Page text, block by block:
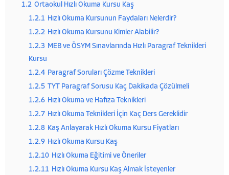
1.2 Ortaokul Hızlı Okuma Kursu Kaş
1.2.1 Hızlı Okuma Kursunun Faydaları Nelerdir?
1.2.2 Hızlı Okuma Kursunu Kimler Alabilir?
1.2.3 MEB ve ÖSYM Sınavlarında Hızlı Paragraf Teknikleri
Kursu
1.2.4 Paragraf Soruları Çözme Teknikleri
1.2.5 TYT Paragraf Sorusu Kaç Dakikada Çözülmeli
1.2.6 Hızlı Okuma ve Hafıza Teknikleri
1.2.7 Hızlı Okuma Teknikleri İçin Kaç Ders Gereklidir
1.2.8 Kaş Anlayarak Hızlı Okuma Kursu Fiyatları
1.2.9 Hızlı Okuma Kursu Kaş
1.2.10 Hızlı Okuma Eğitimi ve Öneriler
1.2.11 Hızlı Okuma Kursu Kaş Almak İsteyenler